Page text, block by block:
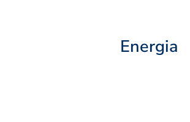
Energia